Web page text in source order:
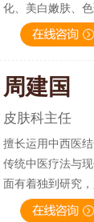
化、美白嫩肤、色
周建国
皮肤科主任
擅长运用中西医
传统中医疗法与
面有着独到研究